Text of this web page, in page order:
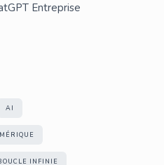
Entreprise
AI
INFINIE